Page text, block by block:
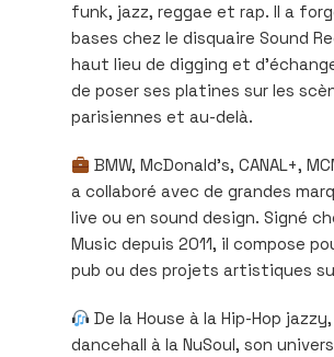
funk, jazz, reggae et rap. Il a
bases chez le disquaire Sound
haut lieu de digging et
de poser ses platines sur les
parisiennes et au-delà.
BMW, McDonald’s, CANAL+,
a collaboré avec de grandes
live ou en sound design. Signé
Music depuis 2011, il compose
pub ou des projets artistiques
De la House à la Hip-Hop
dancehall à la NuSoul, son